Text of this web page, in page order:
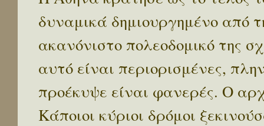
δυναμικά δημιουργημένο από
ακανόνιστο πολεοδομικό της
αυτό είναι περιορισμένες,
προέκυψε είναι φανερές. Ο
Κάποιοι κύριοι δρόμοι